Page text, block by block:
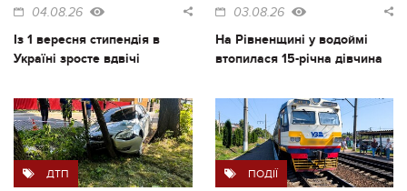
04.08.26
Із 1 вересня стипендія в
Україні зросте вдвічі
03.08.26
На Рівненщині у водоймі
втопилася 15-річна дівчина
ДТП ПОДІЇ